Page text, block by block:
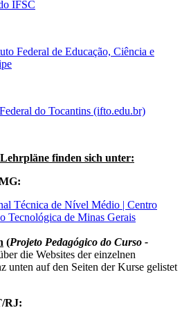
IFSC
Federal de Educação, Ciência e
do Tocantins (ifto.edu.br)
finden sich unter:
Técnica de Nível Médio | Centro
Tecnológica de Minas Gerais
(Projeto Pedagógico do Curso -
die Websites der einzelnen
unten auf den Seiten der Kurse gelistet
RJ: